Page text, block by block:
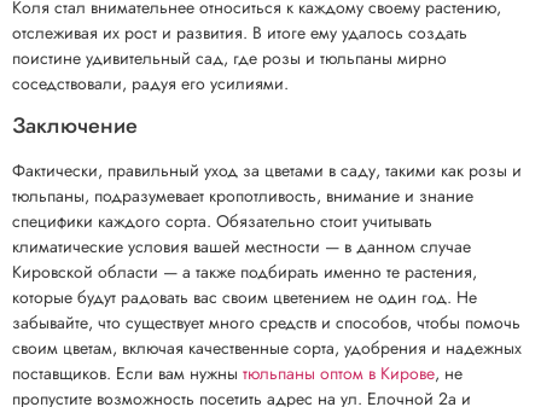
Коля стал внимательнее относиться к каждому своему растению,
отслеживая их рост и развития. В итоге ему удалось создать
поистине удивительный сад, где розы и тюльпаны мирно
соседствовали, радуя его усилиями.
Заключение
Фактически, правильный уход за цветами в саду, такими как розы и
тюльпаны, подразумевает кропотливость, внимание и знание
специфики каждого сорта. Обязательно стоит учитывать
климатические условия вашей местности — в данном случае
Кировской области — а также подбирать именно те растения,
которые будут радовать вас своим цветением не один год. Не
забывайте, что существует много средств и способов, чтобы помочь
своим цветам, включая качественные сорта, удобрения и надежных
поставщиков. Если вам нужны тюльпаны оптом в Кирове, не
пропустите возможность посетить адрес на ул. Елочной 2а и